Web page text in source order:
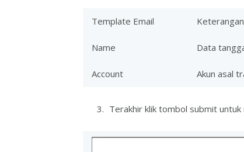
Template Email Keterangan
Name Data
Account Akun asal
Terakhir klik tombol submit